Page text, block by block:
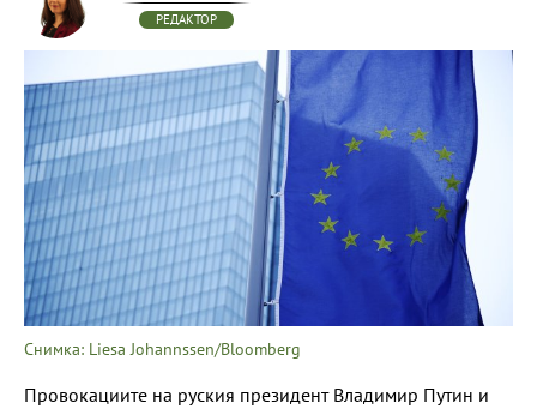
РЕДАКТОР
Снимка: Liesa Johannssen/Bloomberg
Провокациите на руския президент Владимир Путин и